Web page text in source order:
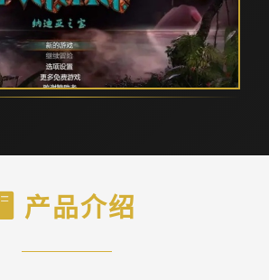
🖥️ 产品介绍